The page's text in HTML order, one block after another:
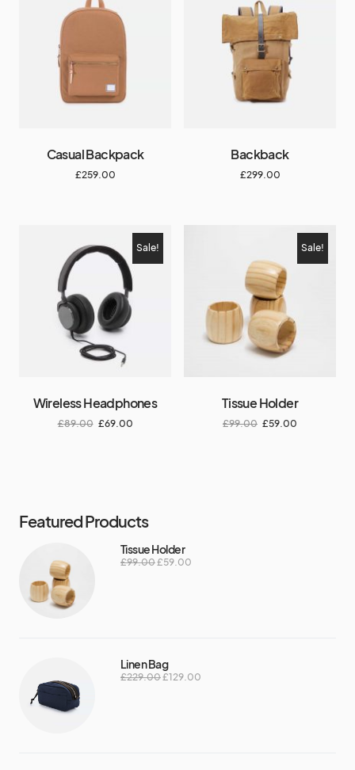
Casual Backpack
£259.00
Backback
£299.00
Sale!
Wireless Headphones
£89.00 £69.00
Sale!
Tissue Holder
£99.00 £59.00
Featured Products
Tissue Holder
£99.00£59.00
Linen Bag
£229.00£129.00